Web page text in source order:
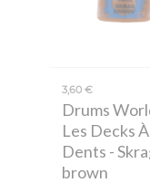
3,60 €
Drums
Les Decks À
Dents -
brown